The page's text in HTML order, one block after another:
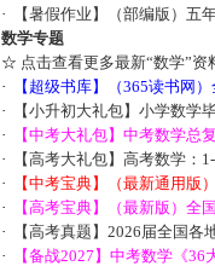
·
【暑假作业】（部编版）五
数学专题
☆ 点击查看更多最新“数学”资
·
【超级书库】（365读书网
·
【小升初大礼包】小学数学
·
【中考大礼包】中考数学总
·
【高考大礼包】高考数学：
·
【中考宝典】（最新通用版
·
【高考宝典】（最新版）全
·
【高考真题】2026届全国各
·
【备战2027】中考数学《